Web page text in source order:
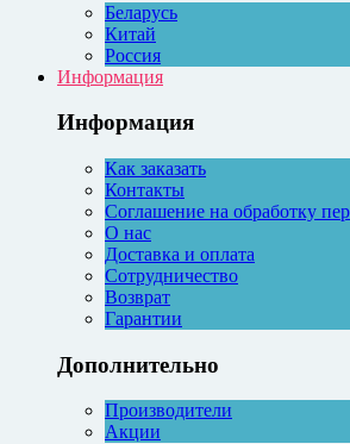
Беларусь
Китай
Россия
Информация
Информация
Как заказать
Контакты
Соглашение на обработку
О нас
Доставка и оплата
Сотрудничество
Возврат
Гарантии
Дополнительно
Производители
Акции